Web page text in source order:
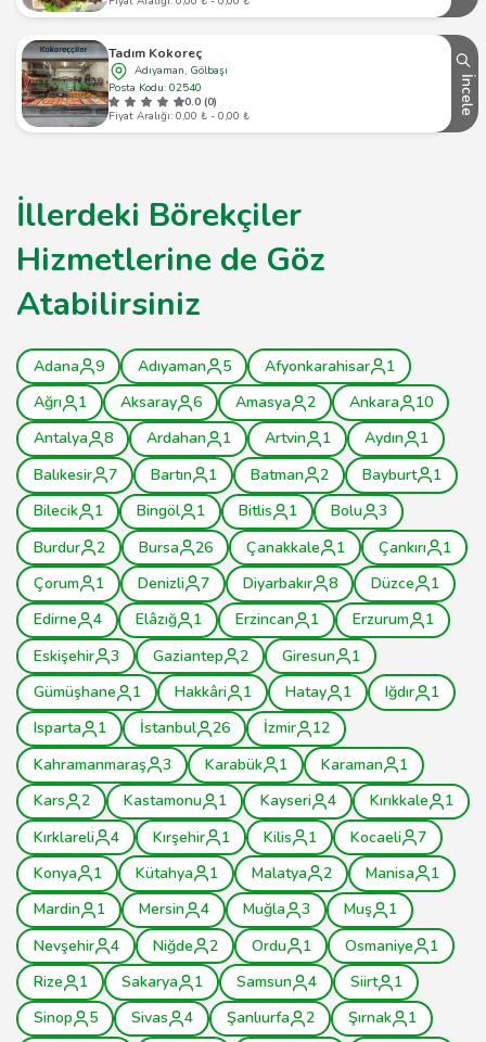
Tadım Kokoreç
Adıyaman, Gölbaşı
Posta Kodu: 02540
0.0 (0)
Fiyat Aralığı: 0,00 ₺ - 0,00 ₺
İncele
İllerdeki Börekçiler
Hizmetlerine de Göz
Atabilirsiniz
Adana 9 Adıyaman 5 Afyonkarahisar
1
Ağrı
1 Aksaray 6 Amasya 2 Ankara
10
Antalya
8 Ardahan 1 Artvin 1 Aydın
1
Balıkesir
7 Bartın 1 Batman 2 Bayburt
1
Bilecik
1 Bingöl 1 Bitlis 1 Bolu
3
Burdur
2 Bursa 26 Çanakkale 1 Çankırı
1
Çorum
1 Denizli 7 Diyarbakır 8 Düzce
1
Edirne
4 Elâzığ 1 Erzincan 1 Erzurum
1
Eskişehir
3 Gaziantep 2 Giresun
1
Gümüşhane
1 Hakkâri 1 Hatay 1 Iğdır
1
Isparta
1 İstanbul 26 İzmir
12
Kahramanmaraş
3 Karabük 1 Karaman
1
Kars
2 Kastamonu 1 Kayseri 4 Kırıkkale
1
Kırklareli
4 Kırşehir 1 Kilis 1 Kocaeli
7
Konya
1 Kütahya 1 Malatya 2 Manisa
1
Mardin
1 Mersin 4 Muğla 3 Muş
1
Nevşehir
4 Niğde 2 Ordu 1 Osmaniye
1
Rize
1 Sakarya 1 Samsun 4 Siirt
1
Sinop
5 Sivas 4 Şanlıurfa 2 Şırnak
1